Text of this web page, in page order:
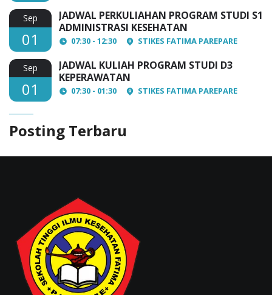
Sep
01
JADWAL PERKULIAHAN PROGRAM STUDI S1
ADMINISTRASI KESEHATAN
07:30 - 12:30 STIKES FATIMA PAREPARE
Sep
01
JADWAL KULIAH PROGRAM STUDI D3
KEPERAWATAN
07:30 - 01:30 STIKES FATIMA PAREPARE
Posting Terbaru